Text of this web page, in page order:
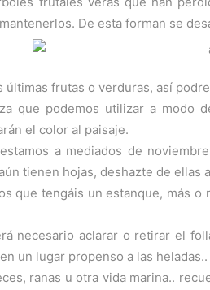
De esta forman se
últimas frutas o verduras, así
que podemos utilizar a modo
el color al paisaje.
a mediados de
tienen hojas, deshazte de ellas
que tengáis un estanque, más
necesario aclarar o retirar el
un lugar propenso a las
ranas u otra vida marina..